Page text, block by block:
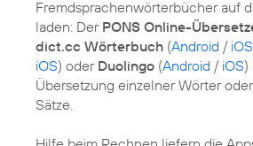
Fremdsprachenwörterbücher auf
laden: Der PONS Online-
dict.cc Wörterbuch (Android / iOS
iOS) oder Duolingo (Android / iOS)
Übersetzung einzelner Wörter
Sätze.